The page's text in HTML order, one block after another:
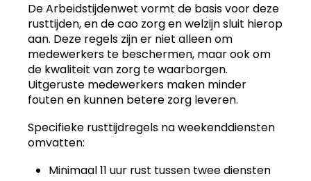
De Arbeidstijdenwet vormt de basis voor deze
rusttijden, en de cao zorg en welzijn sluit hierop
aan. Deze regels zijn er niet alleen om
medewerkers te beschermen, maar ook om
de kwaliteit van zorg te waarborgen.
Uitgeruste medewerkers maken minder
fouten en kunnen betere zorg leveren.
Specifieke rusttijdregels na weekenddiensten
omvatten:
Minimaal 11 uur rust tussen twee diensten